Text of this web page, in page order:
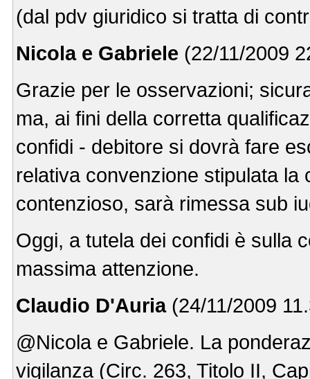
(dal pdv giuridico si tratta di
Nicola e Gabriele (22/11/2009
Grazie per le osservazioni;
ma, ai fini della corretta
confidi - debitore si dovrà fare
relativa convenzione stipulata
contenzioso, sarà rimessa sub
Oggi, a tutela dei confidi è sulla
massima attenzione.
Claudio D'Auria(24/11/2009
@Nicola e Gabriele. La
vigilanza (Circ. 263, Titolo II,